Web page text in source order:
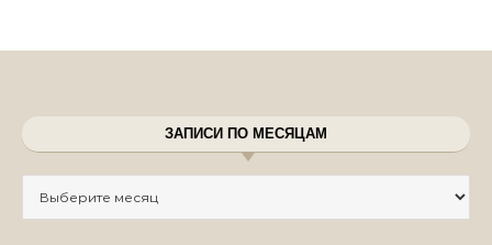
ЗАПИСИ ПО МЕСЯЦАМ